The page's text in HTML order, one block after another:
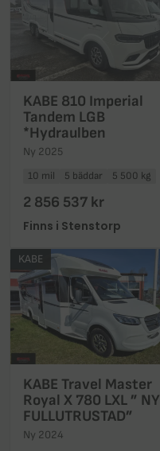
KABE 810 Imperial
Tandem LGB
*Hydraulben
Ny 2025
10 mil 5 bäddar 5 500 kg
2 856 537 kr
Finns i Stenstorp
KABE
KABE Travel Master
Royal X 780 LXL ” NY
FULLUTRUSTAD”
Ny 2024